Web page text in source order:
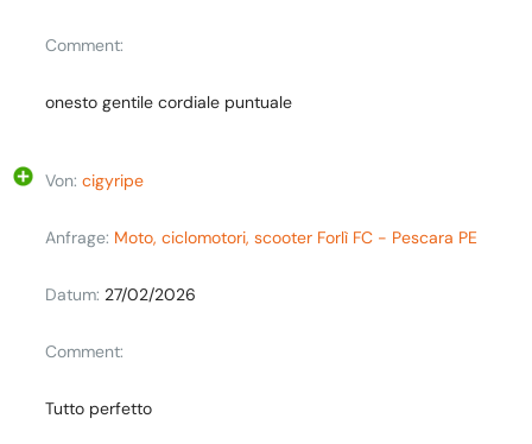
Comment:
onesto gentile cordiale puntuale
Von: cigyripe
Anfrage: Moto, ciclomotori, scooter Forlì FC - Pescara PE
Datum: 27/02/2026
Comment:
Tutto perfetto